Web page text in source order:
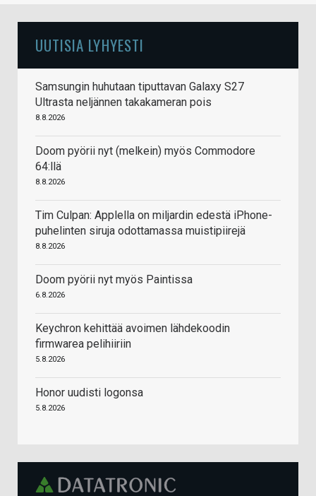
UUTISIA LYHYESTI
Samsungin huhutaan tiputtavan Galaxy S27
Ultrasta neljännen takakameran pois
8.8.2026
Doom pyörii nyt (melkein) myös Commodore
64:llä
8.8.2026
Tim Culpan: Applella on miljardin edestä iPhone-
puhelinten siruja odottamassa muistipiirejä
8.8.2026
Doom pyörii nyt myös Paintissa
6.8.2026
Keychron kehittää avoimen lähdekoodin
firmwarea pelihiiriin
5.8.2026
Honor uudisti logonsa
5.8.2026